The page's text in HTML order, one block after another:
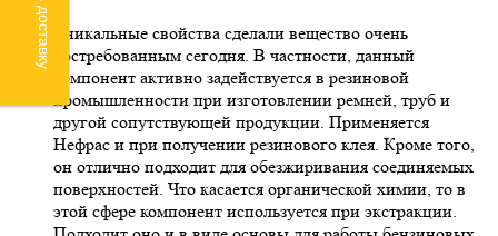
Уникальные свойства сделали вещество очень
востребованным сегодня. В частности, данный
компонент активно задействуется в резиновой
промышленности при изготовлении ремней, труб и
другой сопутствующей продукции. Применяется
Нефрас и при получении резинового клея. Кроме того,
он отлично подходит для обезжиривания соединяемых
поверхностей. Что касается органической химии, то в
этой сфере компонент используется при экстракции.